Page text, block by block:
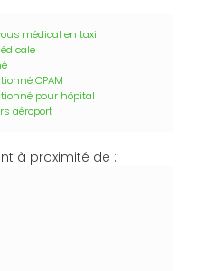
médical en taxi
CPAM
pour hôpital
aéroport
à proximité de :